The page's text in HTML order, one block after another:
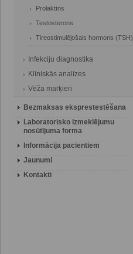
Prolaktīns
Testosterons
Tireostimulējošais hormons (TSH)
Infekciju diagnostika
Klīniskās analīzes
Vēža marķieri
Bezmaksas eksprestestēšana
Laboratorisko izmeklējumu
nosūtījuma forma
Informācija pacientiem
Jaunumi
Kontakti